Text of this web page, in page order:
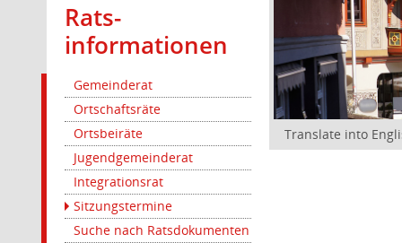
Rats­
informationen
Gemeinderat
Ortschaftsräte
Ortsbeiräte
Jugendgemeinderat
Integrationsrat
Sitzungstermine
Suche nach Ratsdokumenten
Translate into